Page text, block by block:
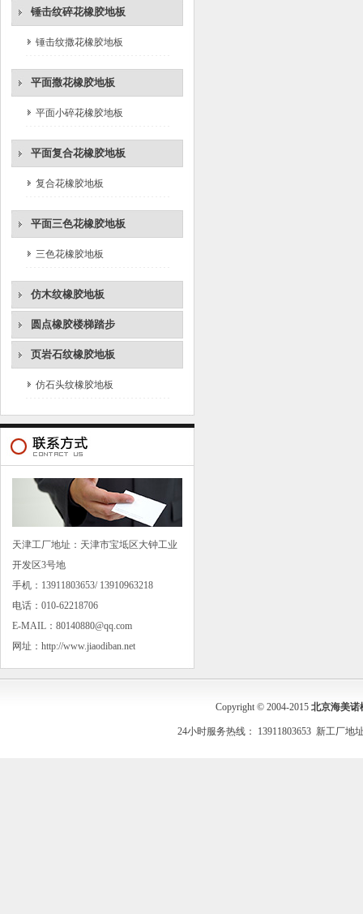
锤击纹碎花橡胶地板
锤击纹撒花橡胶地板
平面撒花橡胶地板
平面小碎花橡胶地板
平面复合花橡胶地板
复合花橡胶地板
平面三色花橡胶地板
三色花橡胶地板
仿木纹橡胶地板
圆点橡胶楼梯踏步
页岩石纹橡胶地板
仿石头纹橡胶地板
天津工厂地址：天津市宝坻区大钟工业
开发区3号地
手机：13911803653/ 13910963218
电话：010-62218706
E-MAIL：80140880@qq.com
网址：http://www.jiaodiban.net
Copyright © 2004-2015 北京海美诺
24小时服务热线： 13911803653 新工厂